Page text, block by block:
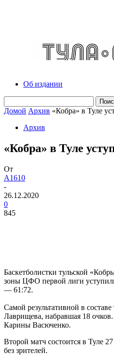
Об издании
Домой Архив «Кобра» в Туле
Архив
«Кобра» в Туле
От
A1610
-
26.12.2020
0
845
Баскетболистки тульской
зоны ЦФО первой лиги
— 61:72.
Самой результативной в
Лаврищева, набравшая 18
Карины Васюченко.
Второй матч состоится в Туле
без зрителей.